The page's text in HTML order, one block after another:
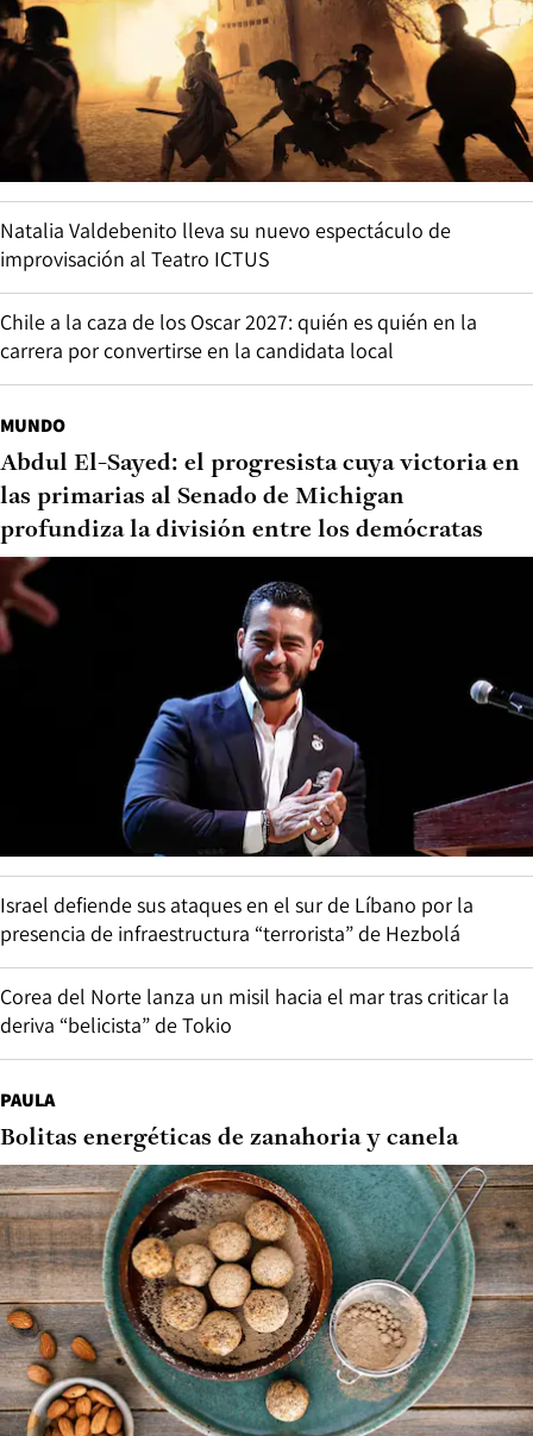
Natalia Valdebenito lleva su nuevo espectáculo de
improvisación al Teatro ICTUS
Chile a la caza de los Oscar 2027: quién es quién en la
carrera por convertirse en la candidata local
MUNDO
Abdul El-Sayed: el progresista cuya victoria en
las primarias al Senado de Michigan
profundiza la división entre los demócratas
Israel defiende sus ataques en el sur de Líbano por la
presencia de infraestructura “terrorista” de Hezbolá
Corea del Norte lanza un misil hacia el mar tras criticar la
deriva “belicista” de Tokio
PAULA
Bolitas energéticas de zanahoria y canela